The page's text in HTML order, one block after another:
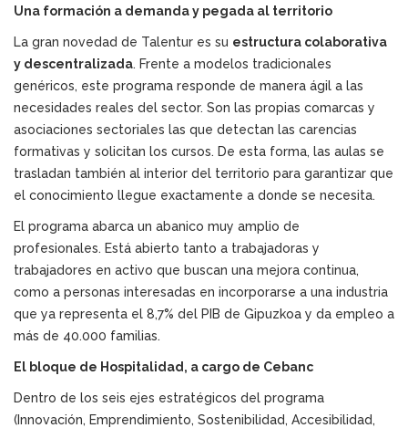
Una formación a demanda y pegada al territorio
La gran novedad de Talentur es su estructura colaborativa
y descentralizada. Frente a modelos tradicionales
genéricos, este programa responde de manera ágil a las
necesidades reales del sector. Son las propias comarcas y
asociaciones sectoriales las que detectan las carencias
formativas y solicitan los cursos. De esta forma, las aulas se
trasladan también al interior del territorio para garantizar que
el conocimiento llegue exactamente a donde se necesita.
El programa abarca un abanico muy amplio de
profesionales. Está abierto tanto a trabajadoras y
trabajadores en activo que buscan una mejora continua,
como a personas interesadas en incorporarse a una industria
que ya representa el 8,7% del PIB de Gipuzkoa y da empleo a
más de 40.000 familias.
El bloque de Hospitalidad, a cargo de Cebanc
Dentro de los seis ejes estratégicos del programa
(Innovación, Emprendimiento, Sostenibilidad, Accesibilidad,